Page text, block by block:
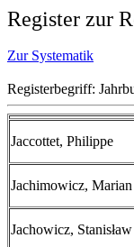
Register zur
Zur Systematik
Registerbegriff:
Jaccottet, Philippe
Jachimowicz, Marian
Jachowicz, Stanisław